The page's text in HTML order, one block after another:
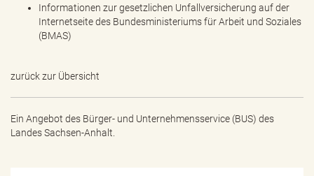
Informationen zur gesetzlichen Unfallversicherung auf der
Internetseite des Bundesministeriums für Arbeit und Soziales
(BMAS)
zurück zur Übersicht
Ein Angebot des Bürger- und Unternehmensservice (BUS) des
Landes Sachsen-Anhalt.